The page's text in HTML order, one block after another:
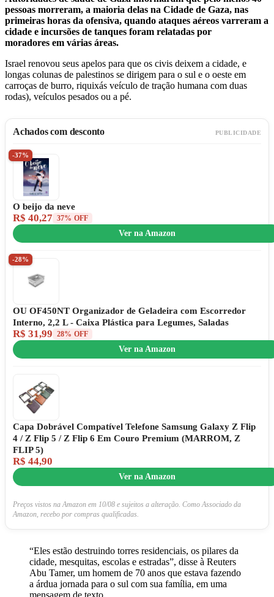
pessoas morreram, a maioria delas na Cidade de Gaza, nas
primeiras horas da ofensiva, quando ataques aéreos varreram a
cidade e incursões de tanques foram relatadas por
moradores em várias áreas.
Israel renovou seus apelos para que os civis deixem a cidade, e
longas colunas de palestinos se dirigem para o sul e o oeste em
carroças de burro, riquixás veículo de tração humana com duas
rodas), veículos pesados ou a pé.
Achados com desconto PUBLICIDADE
-37%
O beijo da neve
R$ 40,27 37% OFF
Ver na Amazon
-28%
OU OF450NT Organizador de Geladeira com Escorredor
Interno, 2,2 L - Caixa Plástica para Legumes, Saladas
R$ 31,99 28% OFF
Ver na Amazon
Capa Dobrável Compatível Telefone Samsung Galaxy Z Flip
4 / Z Flip 5 / Z Flip 6 Em Couro Premium (MARROM, Z
FLIP 5)
R$ 44,90
Ver na Amazon
Preços vistos na Amazon em 10/08 e sujeitos a alteração. Como Associado da
Amazon, recebo por compras qualificadas.
“Eles estão destruindo torres residenciais, os pilares da
cidade, mesquitas, escolas e estradas”, disse à Reuters
Abu Tamer, um homem de 70 anos que estava fazendo
a árdua jornada para o sul com sua família, em uma
mensagem de texto.